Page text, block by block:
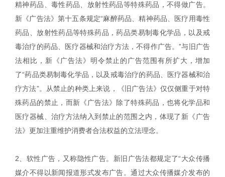
精神药品、毒性药品、放射性药品等特殊药品，不得做广告。
新《广告法》第十五条规定“麻醉药品、精神药品、医疗用毒性
药品、放射性药品等特殊药品，药品类易制毒化学品，以及戒
毒治疗的药品、医疗器械和治疗方法，不得作广告。”与旧广告
法相比，新《广告法》明令禁止的广告范围有所扩大，增加
了“药品类易制毒化学品，以及戒毒治疗的药品、医疗器械和治
疗方法”。从禁止的种类上来说，《旧广告法》仅仅侧重于对特
殊药品的禁止，而新《广告法》除了特殊药品，也将化学品和
医疗器械、治疗方法纳入到禁止的范围之内，体现了新《广告
法》更加注重维护消费者合法权益的立法理念。
2、软性广告，又称隐性广告。新旧广告法都规定了“大众传播
媒介不得以新闻报道形式发布广告。通过大众传播媒介发布的